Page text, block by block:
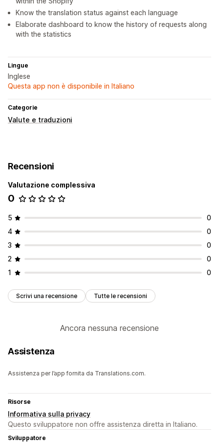
Know the translation status against each language
Elaborate dashboard to know the history of requests along
with the statistics
Lingue
Inglese
Questa app non è disponibile in Italiano
Categorie
Valute e traduzioni
Recensioni
Valutazione complessiva
0
5
0
4
0
3
0
2
0
1
0
Scrivi una recensione Tutte le recensioni
Ancora nessuna recensione
Assistenza
Assistenza per l’app fornita da Translations.com.
Risorse
Informativa sulla privacy
Questo sviluppatore non offre assistenza diretta in Italiano.
Sviluppatore